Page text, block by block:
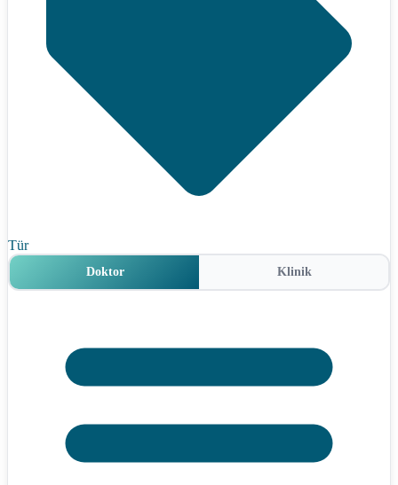
Tür
Doktor Klinik